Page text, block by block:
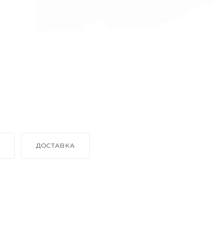
ДОСТАВКА